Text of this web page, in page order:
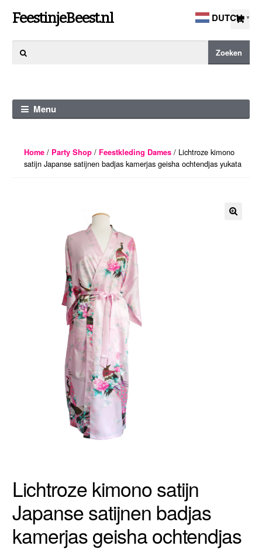
Ga
naar
navigatie
Ga
naar
de
FeestinjeBeest.nl
naar:
Zoeken
Menu
Home/ Party Shop/ Feestkleding Dames/ Lichtroze kimono
satijn Japanse satijnen badjas kamerjas geisha ochtendjas yukata
Lichtroze kimono satijn
Japanse satijnen badjas
kamerjas geisha ochtendjas
DUTCH ▼